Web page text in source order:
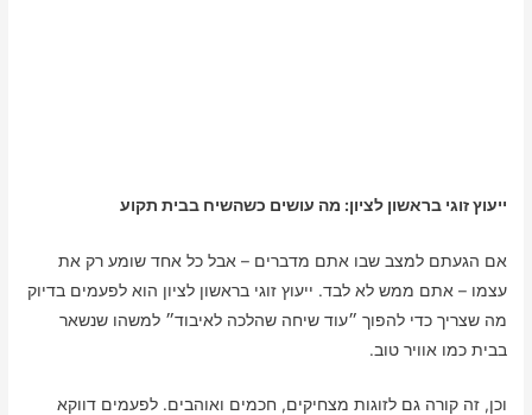
ייעוץ זוגי בראשון לציון: מה עושים כשהשיח בבית תקוע
אם הגעתם למצב שבו אתם מדברים – אבל כל אחד שומע רק את
עצמו – אתם ממש לא לבד. ייעוץ זוגי בראשון לציון הוא לפעמים בדיוק
מה שצריך כדי להפוך ״עוד שיחה שהלכה לאיבוד״ למשהו שנשאר
בבית כמו אוויר טוב.
וכן, זה קורה גם לזוגות מצחיקים, חכמים ואוהבים. לפעמים דווקא